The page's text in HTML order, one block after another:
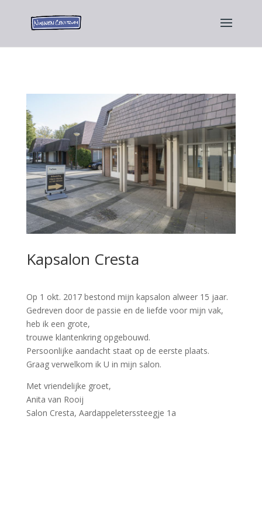
​Kapsalon Cresta
Op 1 okt. 2017 bestond mijn kapsalon alweer 15 jaar.
Gedreven door de passie en de liefde voor mijn vak,
heb ik een grote,
trouwe klantenkring opgebouwd.
Persoonlijke aandacht staat op de eerste plaats.
Graag verwelkom ik U in mijn salon.
Met vriendelijke groet,
Anita van Rooij
Salon Cresta, Aardappeleterssteegje 1a